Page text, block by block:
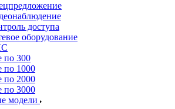
доступа
оборудование
по 300
по 1000
по 2000
по 3000
модели